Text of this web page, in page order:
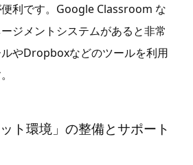
利です。Google Classroom な
ジメントシステムがあると非常
やDropboxなどのツールを利用
ト環境」の整備とサポート